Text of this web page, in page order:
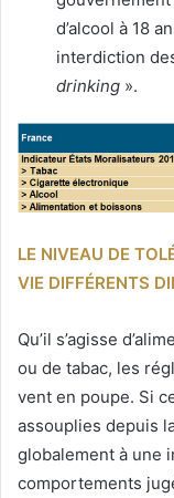
d’alcool à 18
interdiction
drinking ».
LE NIVEAU DE
VIE DIFFÉRENTS
Qu’il s’agisse
ou de tabac, les
vent en poupe. Si
assouplies depuis
globalement à une
comportements